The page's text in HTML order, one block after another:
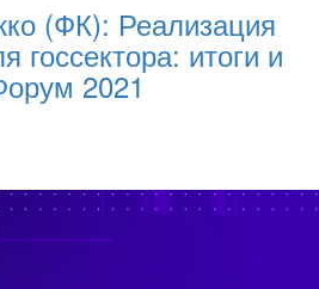
(ФК): Реализация
итоги и
2021